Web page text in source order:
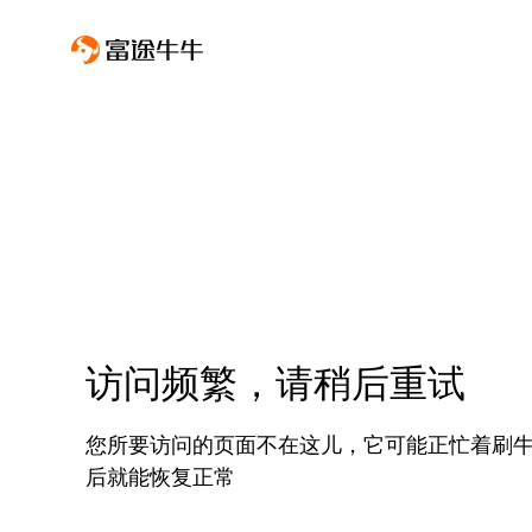
访问频繁，请稍后重试
您所要访问的页面不在这儿，它可能正忙着刷
后就能恢复正常